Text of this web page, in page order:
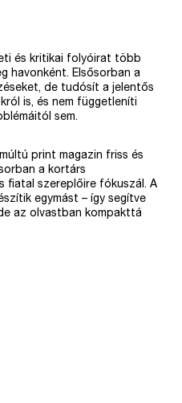
és kritikai folyóirat több
havonként. Elsősorban a
de tudósít a jelentős
is, és nem függetleníti
sem.
print magazin friss és
a kortárs
fiatal szereplőire fókuszál. A
egymást – így segítve
az olvastban kompakttá